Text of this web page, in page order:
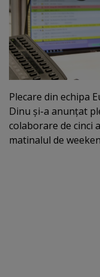
Plecare din echipa
Dinu şi-a anunţat
colaborare de cinci
matinalul de